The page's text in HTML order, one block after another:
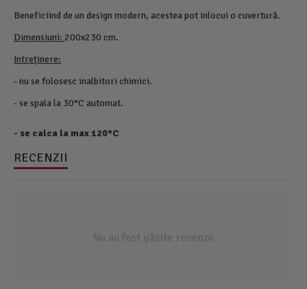
Beneficiind de un design modern, acestea pot inlocui o cuvertură.
Dimensiuni: 200x230 cm.
Intreținere:
- nu se folosesc inalbitori chimici.
- se spala la 30°C automat.
- se calca la max 120°C
RECENZII
Nu au fost găsite recenzii